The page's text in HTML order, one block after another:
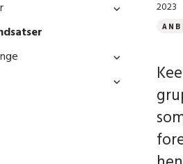
2023